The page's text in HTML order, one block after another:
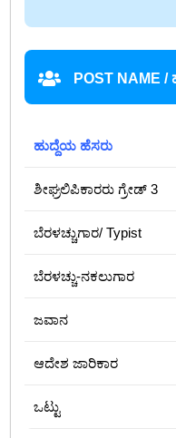
POST NAME
ಹುದ್ದೆಯ ಹೆಸರು
ಶೀಘ್ರಲಿಪಿಕಾರರು ಗ್ರೇಡ್‌ 3
ಬೆರಳಚ್ಚುಗಾರ/ Typist
ಬೆರಳಚ್ಚು-ನಕಲುಗಾರ
ಜವಾನ
ಆದೇಶ ಜಾರಿಕಾರ
ಒಟ್ಟು